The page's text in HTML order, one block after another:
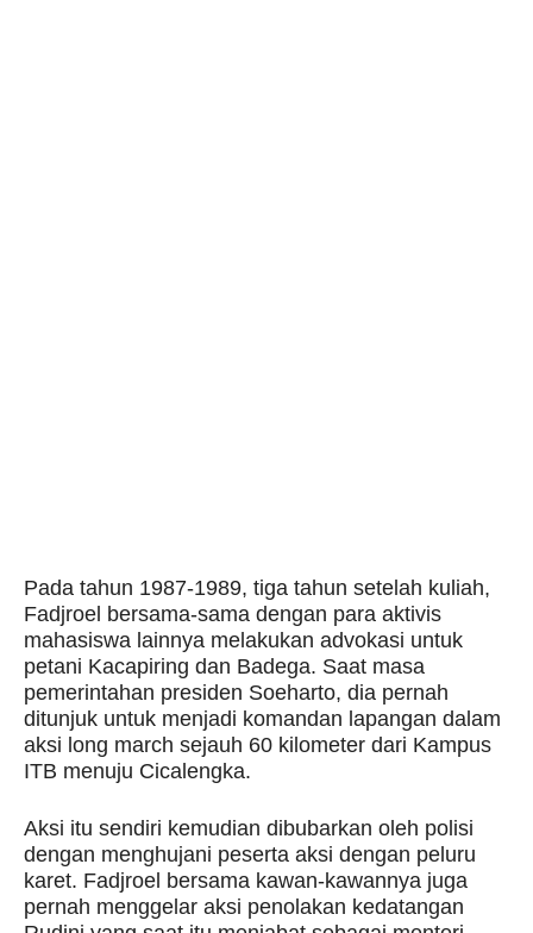
Pada tahun 1987-1989, tiga tahun setelah kuliah,
Fadjroel bersama-sama dengan para aktivis
mahasiswa lainnya melakukan advokasi untuk
petani Kacapiring dan Badega. Saat masa
pemerintahan presiden Soeharto, dia pernah
ditunjuk untuk menjadi komandan lapangan dalam
aksi long march sejauh 60 kilometer dari Kampus
ITB menuju Cicalengka.
Aksi itu sendiri kemudian dibubarkan oleh polisi
dengan menghujani peserta aksi dengan peluru
karet. Fadjroel bersama kawan-kawannya juga
pernah menggelar aksi penolakan kedatangan